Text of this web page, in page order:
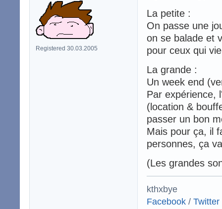
Registered 30.03.2005
La petite :
On passe une
on se balade et
pour ceux qui
La grande :
Un week end
Par expérience,
(location &
passer un bon
Mais pour ça, il
personnes, ça
(Les grandes
kthxbye
Facebook / Twitter